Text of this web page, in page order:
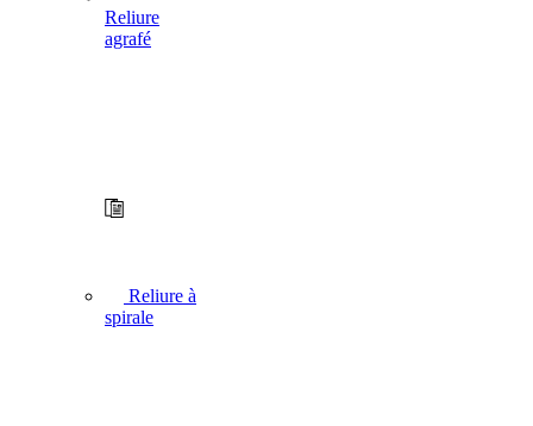
Reliure à
spirale
Reliure
agrafé